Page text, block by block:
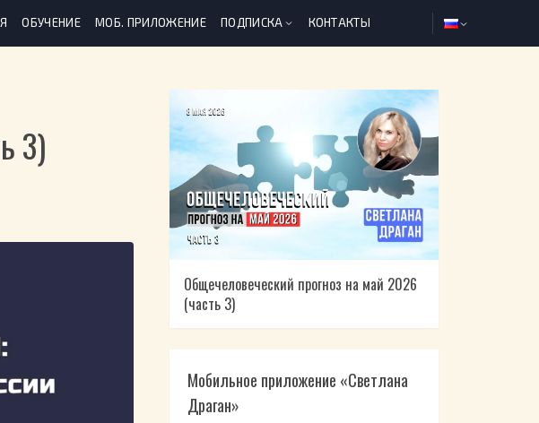
ОБУЧЕНИЕ МОБ. ПРИЛОЖЕНИЕ ПОДПИСКА КОНТАКТЫ
3)
Общечеловеческий прогноз на май 2026
(часть 3)
Мобильное приложение «Светлана
Драган»